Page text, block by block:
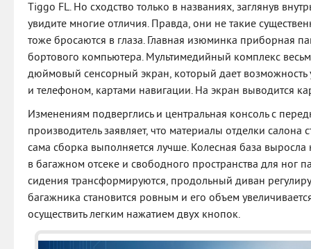
Tiggo FL. Но сходство только в названиях, заглянув
увидите многие отличия. Правда, они не такие
тоже бросаются в глаза. Главная изюминка приборная
бортового компьютера. Мультимедийный комплекс
дюймовый сенсорный экран, который дает возможность
и телефоном, картами навигации. На экран выводится
Изменениям подверглись и центральная консоль с
производитель заявляет, что материалы отделки салона
сама сборка выполняется лучше. Колесная база
в багажном отсеке и свободного пространства для ног
сидения трансформируются, продольный диван
багажника становится ровным и его объем
осуществить легким нажатием двух кнопок.